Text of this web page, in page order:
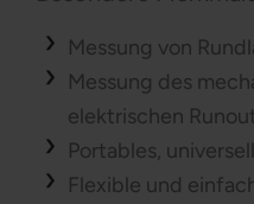
Messung von
Messung des
elektrischen
Portables,
Flexible und